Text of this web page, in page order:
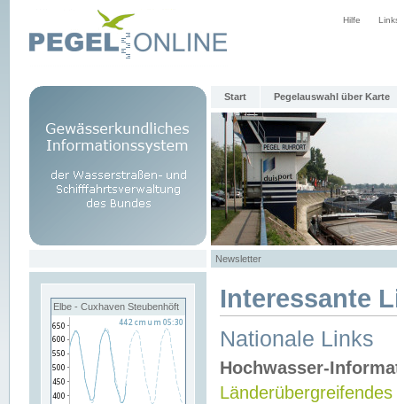
Hilfe
Start Pegelauswahl über Karte
Newsletter
Elbe - Cuxhaven Steubenhöft Interessante
Nationale Links
Hochwasser-